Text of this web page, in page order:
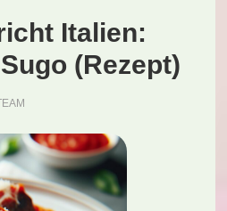
Italien:
(Rezept)